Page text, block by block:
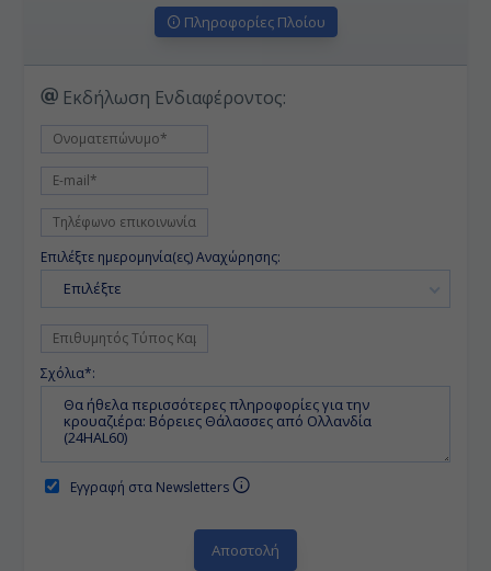
Πληροφορίες Πλοίου
Εκδήλωση Ενδιαφέροντος:
Επιλέξτε ημερομηνία(ες) Αναχώρησης:
Επιλέξτε
Σχόλια*:
Εγγραφή στα Newsletters